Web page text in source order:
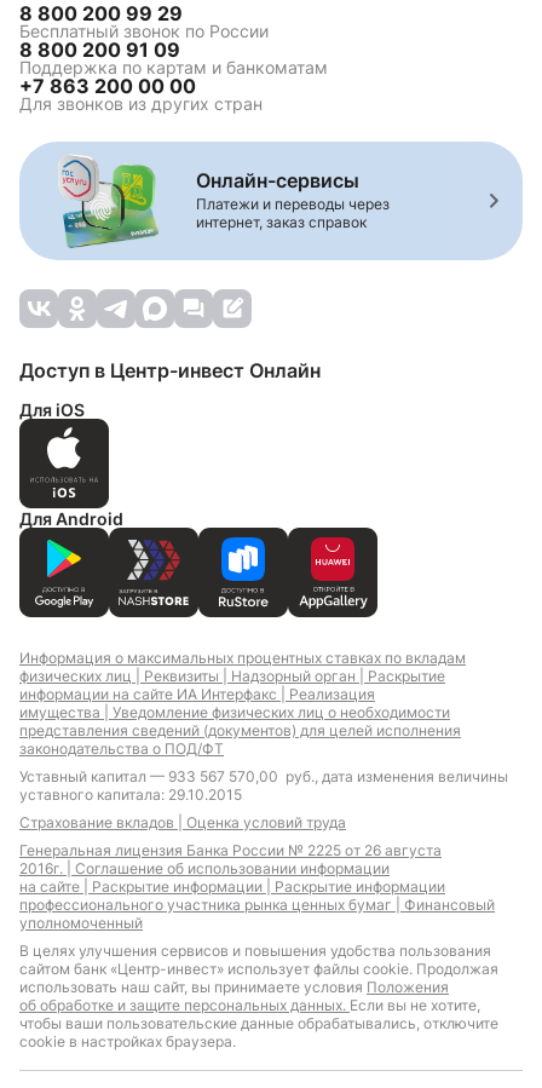
8 800 200 99 29
Бесплатный звонок по России
8 800 200 91 09
Поддержка по картам и банкоматам
+7 863 200 00 00
Для звонков из других стран
Онлайн-сервисы
Платежи и переводы через
интернет, заказ справок
Доступ в Центр-инвест Онлайн
Для iOS
Для Android
Информация о максимальных процентных ставках по вкладам
физических лиц | Реквизиты | Надзорный орган | Раскрытие
информации на сайте ИА Интерфакс | Реализация
имущества | Уведомление физических лиц о необходимости
представления сведений (документов) для целей исполнения
законодательства о ПОД/ФТ
Уставный капитал — 933 567 570,00 руб., дата изменения величины
уставного капитала: 29.10.2015
Страхование вкладов | Оценка условий труда
Генеральная лицензия Банка России № 2225 от 26 августа
2016г. | Соглашение об использовании информации
на сайте | Раскрытие информации | Раскрытие информации
профессионального участника рынка ценных бумаг | Финансовый
уполномоченный
В целях улучшения сервисов и повышения удобства пользования
сайтом банк «Центр-инвест» использует файлы cookie. Продолжая
использовать наш сайт, вы принимаете условия Положения
об обработке и защите персональных данных. Если вы не хотите,
чтобы ваши пользовательские данные обрабатывались, отключите
cookie в настройках браузера.